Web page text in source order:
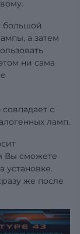
большой
а затем
ни сама
с
ламп.
Вы сможете
установке.
же после